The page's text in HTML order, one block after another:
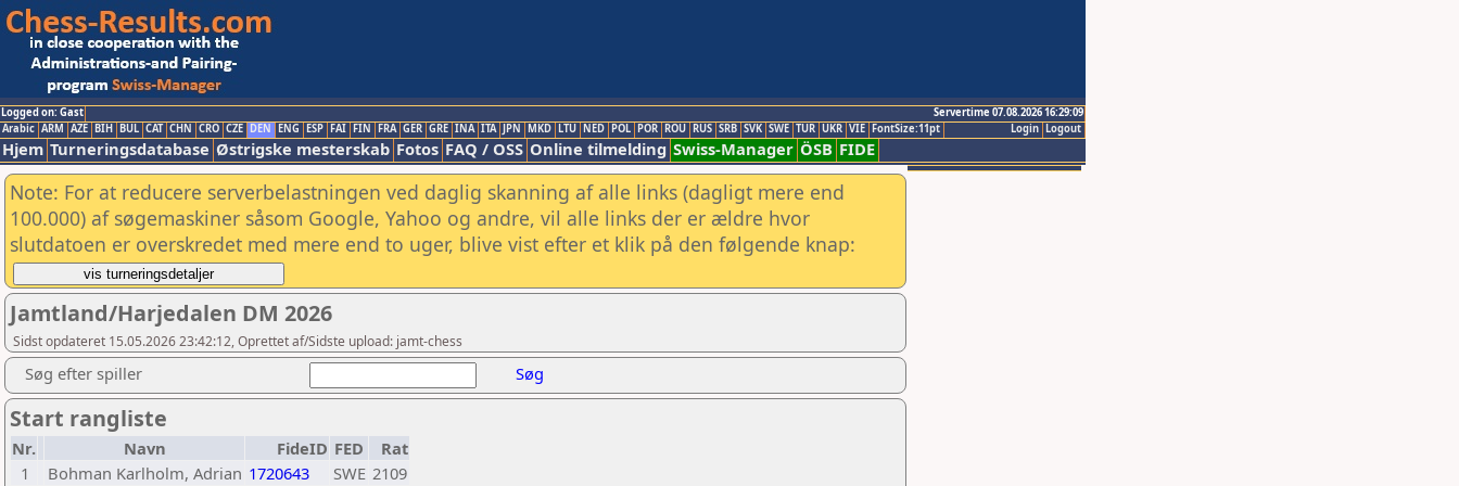
Logged on: Gast
Servertime 07.08.2026 16:29:09
Logout
Login
Arabic ARM AZE BIH BUL CAT CHN CRO CZE DEN ENG ESP FAI FIN FRA GER GRE INA ITA JPN MKD LTU NED POL POR ROU RUS SRB SVK SWE TUR UKR VIE FontSize:11pt
Hjem Turneringsdatabase Østrigske mesterskab Fotos FAQ / OSS Online tilmelding Swiss-Manager ÖSB FIDE
Note: For at reducere serverbelastningen ved daglig skanning af alle links (dagligt mere end
100.000) af søgemaskiner såsom Google, Yahoo og andre, vil alle links der er ældre hvor
slutdatoen er overskredet med mere end to uger, blive vist efter et klik på den følgende knap:
Jamtland/Harjedalen DM 2026
Sidst opdateret 15.05.2026 23:42:12, Oprettet af/Sidste upload: jamt-chess
Søg efter spiller Søg
Start rangliste
Nr. Navn FideID FED
Rat
1
Bohman Karlholm, Adrian 1720643 SWE 2109